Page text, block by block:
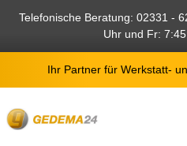
springen
Telefonische Beratung: 02331 -
Uhr und Fr:
Ihr Partner für Werkstatt-